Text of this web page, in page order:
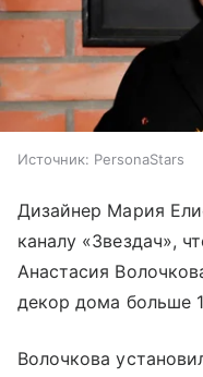
Источник: PersonaStars
Дизайнер Мария
каналу «Звездач»,
Анастасия
декор дома больше
Волочкова